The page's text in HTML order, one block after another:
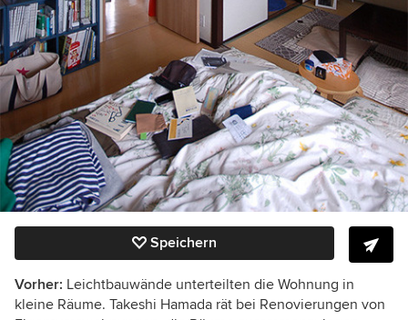
Speichern
Vorher: Leichtbauwände unterteilten die Wohnung in
kleine Räume. Takeshi Hamada rät bei Renovierungen von